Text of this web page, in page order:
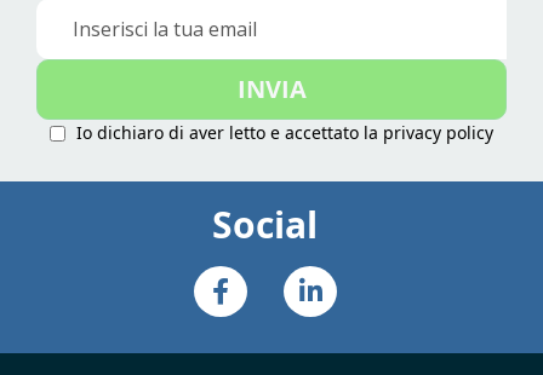
Iscriviti
nostra
INVIA
Io dichiaro di aver letto e accettato la privacy policy
Social